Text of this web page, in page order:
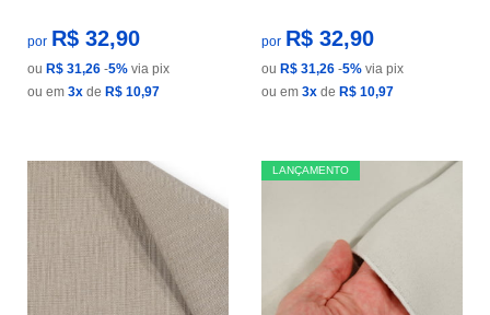
por R$ 32,90
ou R$ 31,26 -5% via pix
ou em 3x de R$ 10,97
por R$ 32,90
ou R$ 31,26 -5% via pix
ou em 3x de R$ 10,97
LANÇAMENTO